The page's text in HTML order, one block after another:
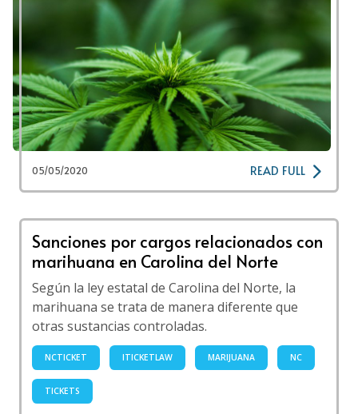
05/05/2020 READ FULL
Sanciones por cargos relacionados con
marihuana en Carolina del Norte
Según la ley estatal de Carolina del Norte, la
marihuana se trata de manera diferente que
otras sustancias controladas.
NCTICKET ITICKETLAW MARIJUANA NC
TICKETS